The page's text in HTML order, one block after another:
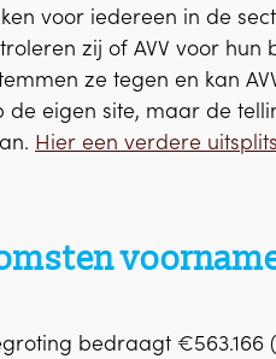
voor iedereen in de
zij of AVV voor hun
ze tegen en kan
de eigen site, maar de
Hier een verdere
bedraagt €563.166